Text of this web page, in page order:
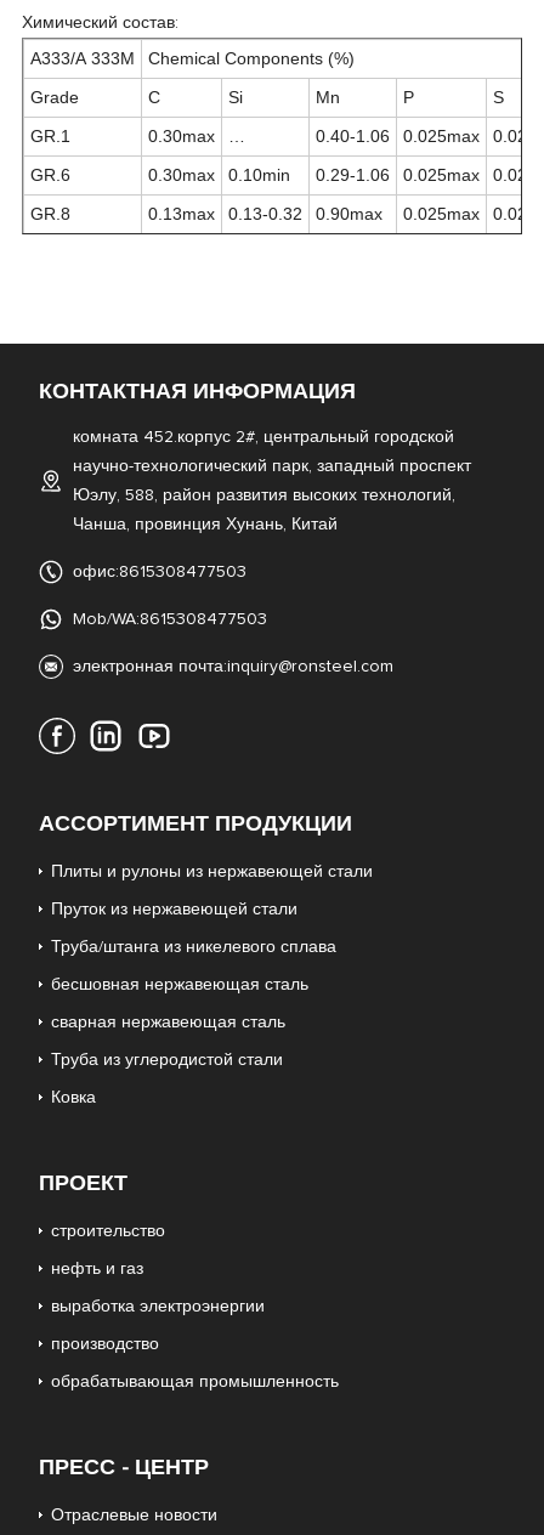
Химический состав:
A333/A 333M
Chemical Components (%)
Grade
C Si Mn P
S
GR.1
0.30max 0.40-1.06 0.025max
GR.6
0.30max 0.10min 0.29-1.06 0.025max
GR.8
0.13max 0.13-0.32 0.90max 0.025max
КОНТАКТНАЯ ИНФОРМАЦИЯ
комната 452.корпус 2#, центральный городской
научно-технологический парк, западный проспект
Юэлу, 588, район развития высоких технологий,
Чанша, провинция Хунань, Китай
офис:8615308477503
Mob/WA:8615308477503
электронная почта:inquiry@ronsteel.com
АССОРТИМЕНТ ПРОДУКЦИИ
Плиты и рулоны из нержавеющей стали
Пруток из нержавеющей стали
Труба/штанга из никелевого сплава
бесшовная нержавеющая сталь
сварная нержавеющая сталь
Труба из углеродистой стали
Ковка
ПРОЕКТ
строительство
нефть и газ
выработка электроэнергии
производство
обрабатывающая промышленность
ПРЕСС - ЦЕНТР
Отраслевые новости